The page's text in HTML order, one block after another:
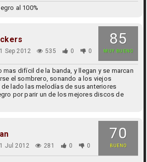
al 100%
85
MUY BUENO
Sep 2012 535 0 0
difícil de la banda, y llegan y se marcan
el sombrero, sonando a los viejos
lado las melodías de sus anteriores
por parir un de los mejores discos de
70
BUENO
Jul 2012 281 0 0